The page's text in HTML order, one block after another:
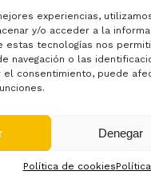
experiencias,
y/o acceder a la
estas tecnologías nos
navegación o las
consentimiento, puede
Denegar
Política de cookies